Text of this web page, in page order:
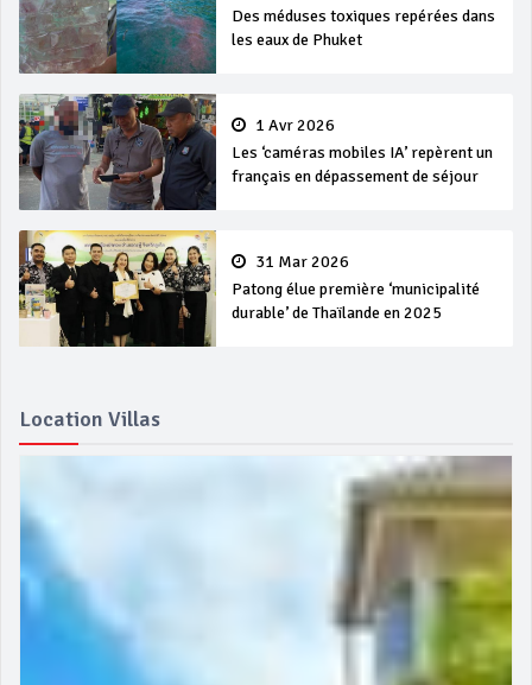
Des méduses toxiques repérées dans
les eaux de Phuket
1 Avr 2026
Les ‘caméras mobiles IA’ repèrent un
français en dépassement de séjour
31 Mar 2026
Patong élue première ‘municipalité
durable’ de Thaïlande en 2025
Location Villas